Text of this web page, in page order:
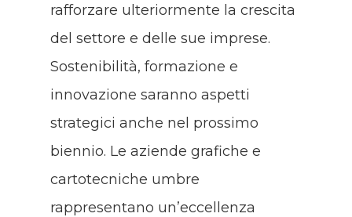
rafforzare ulteriormente la crescita
del settore e delle sue imprese.
Sostenibilità, formazione e
innovazione saranno aspetti
strategici anche nel prossimo
biennio. Le aziende grafiche e
cartotecniche umbre
rappresentano un’eccellenza